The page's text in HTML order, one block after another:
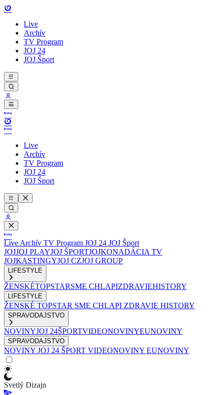
Live
Archív
TV Program
JOJ 24
JOJ Šport
Live
Archív
TV Program
JOJ 24
JOJ Šport
Live Archív TV Program JOJ 24 JOJ Šport
JOJJOJ PLAYJOJ ŠPORTJOJKONADÁCIA TV
JOJKASTINGYJOJ CZJOJ GROUP
LIFESTYLE
ŽENSKÉTOPSTARSME CHLAPIZDRAVIEHISTORY
LIFESTYLE
ŽENSKÉ TOPSTAR SME CHLAPI ZDRAVIE HISTORY
SPRAVODAJSTVO
NOVINYJOJ 24ŠPORTVIDEONOVINYEUNOVINY
SPRAVODAJSTVO
NOVINY JOJ 24 ŠPORT VIDEONOVINY EUNOVINY
Svetlý Dizajn